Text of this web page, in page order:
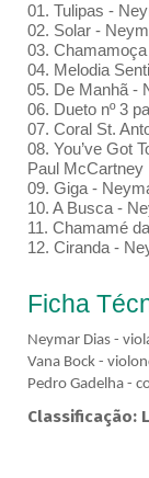
01. Tulipas -
02. Solar -
03.
04. Melodia
05. De Manhã -
06. Dueto nº 3
07. Coral St.
08. You’ve Got
Paul McCartney
09. Giga -
10. A Busca -
11. Chamamé
12. Ciranda -
Ficha
Neymar Dias -
Vana Bock -
Pedro Gadelha -
Classificação: